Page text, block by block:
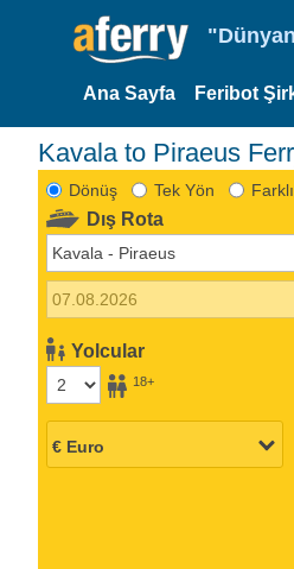
Ana Sayfa Feribot
Kavala to Piraeus
Dönüş Tek Yön
Dış Rota
Yolcular
18+